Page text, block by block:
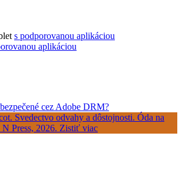
s podporovanou aplikáciou
aplikáciou
cez Adobe DRM?